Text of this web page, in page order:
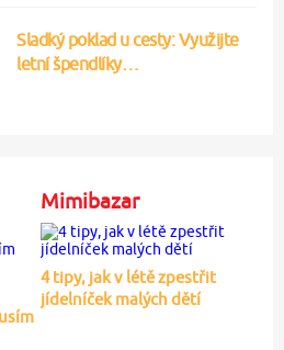
Sladký poklad u cesty: Využijte
letní špendlíky…
Mimibazar
4 tipy, jak v létě zpestřit
jídelníček malých dětí